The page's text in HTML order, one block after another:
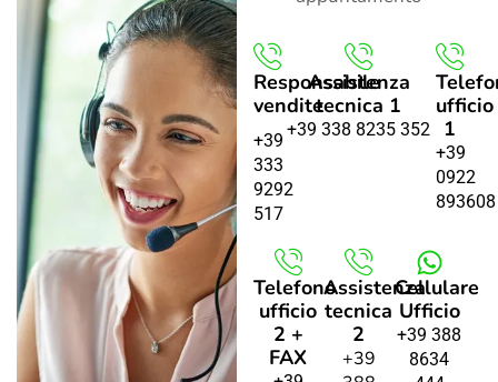
Responsabile
vendite
+39
333
9292
517
Assistenza
tecnica 1
+39 338 8235 352
ufficio
1
+39
0922
893608
Telefono
ufficio
2 +
FAX
Assistenza
tecnica
2
+39
Cellulare
Ufficio
+39 388
8634